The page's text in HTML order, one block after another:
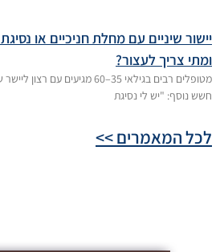
יישור שיניים עם מחלת חניכיים או
ומתי צריך לעצור?
מטופלים רבים בגילאי 35–60
חשש נוסף: "יש לי נסיגת
לכל המאמרים >>